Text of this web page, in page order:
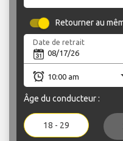
Retourner au
Date de retrait
Âge du conducteur :
18 - 29